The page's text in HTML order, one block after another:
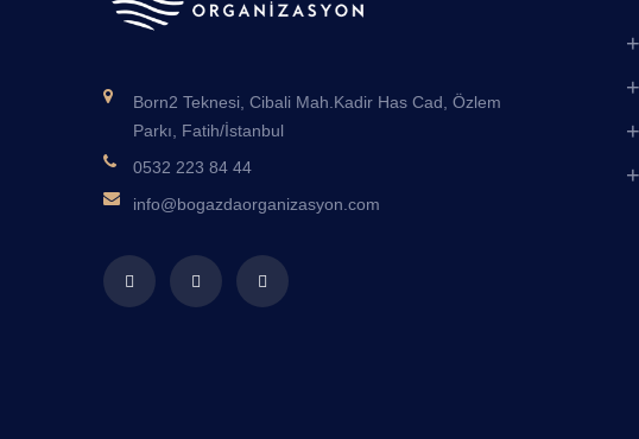
Born2 Teknesi, Cibali Mah.Kadir Has Cad, Özlem
Parkı, Fatih/İstanbul
0532 223 84 44
info@bogazdaorganizasyon.com